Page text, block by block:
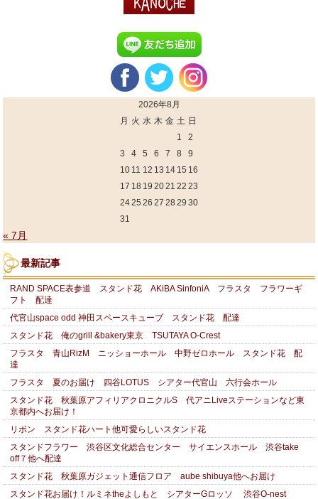
2026年8月
月 火 水 木 金 土 日
1
2
3
4 5 6 7 8
9
10 11 12 13 14 15 16
17 18 19 2021 22 23
2425 26 27 28 29 30
31
« 7月
最新記事
RAND SPACE表参道 スタンド花 AKiBA SinfoniA フラスタ フラワーギ
フト 配達
代官山space odd 神田スペースキューブ スタンド花 配達
スタンド花 俺のgrill &bakery東京 TSUTAYA O-Crest
フラスタ 青山RizM ニッショーホール 中野ゼロホール スタンド花 配
達
フラスタ 夏のお届け 四谷LOTUS シアター代官山 六行会ホール
スタンド花 秋葉原アフィリアクロニクルS 代アニLiveステーションなど東
京都内へお届け！
リボン スタンド花ハート他可愛らしいスタンド花
スタンドフラワー 渋谷区文化総合センター サイエンスホール 渋谷take
off７他へ配達
スタンド花 秋葉原ガジェット通信フロア aube shibuya他へお届け
スタンド花お届け！ルミネtheよしもと シアターGロッソ 渋谷O-nest